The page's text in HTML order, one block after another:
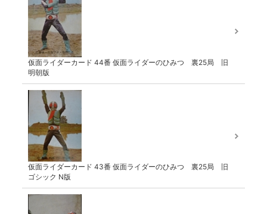
仮面ライダーカード 44番 仮面ライダーのひみつ 裏25局 旧
明朝版
仮面ライダーカード 43番 仮面ライダーのひみつ 裏25局 旧
ゴシック N版